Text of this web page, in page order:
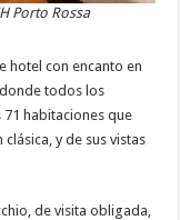
Porto Rossa
hotel con encanto en
todos los
habitaciones que
y de sus vistas
de visita obligada,